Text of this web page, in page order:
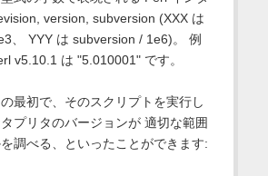
version, subversion (XXX は
、 YYY は subversion / 1e6)。 例
v5.10.1 は "5.010001" です。
最初で、そのスクリプトを実行し
プリタのバージョンが 適切な範囲
調べる、といったことができます: